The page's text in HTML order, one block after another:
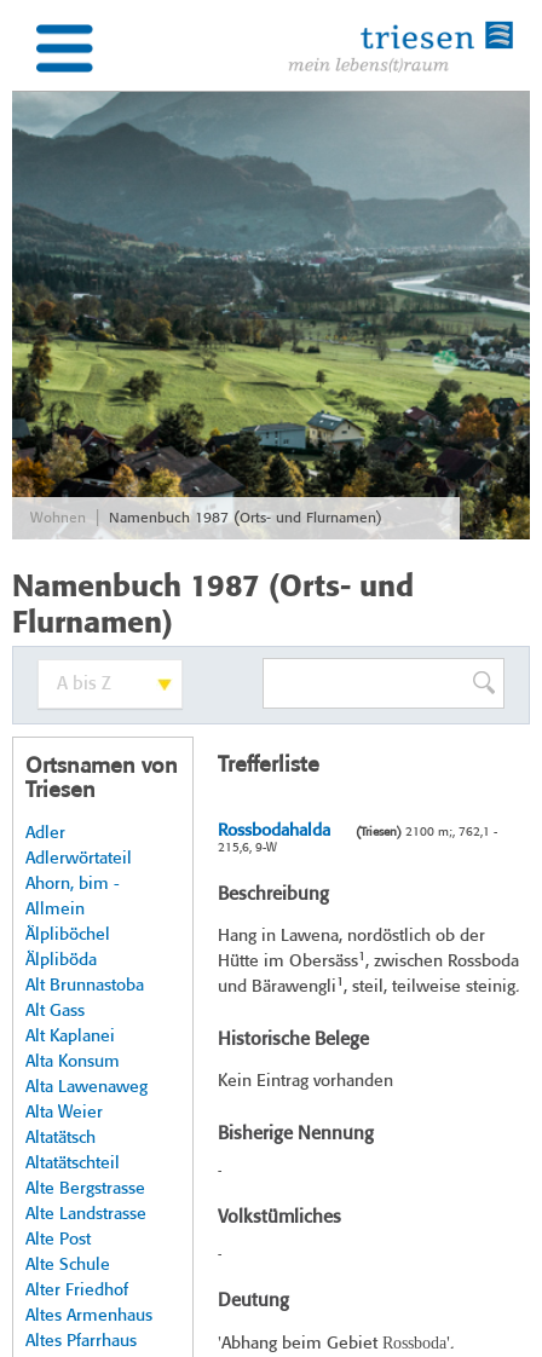
Wohnen Namenbuch 1987 (Orts- und Flurnamen)
Namenbuch 1987 (Orts- und
Flurnamen)
Ortsnamen von
Triesen
Adler
Adlerwörtateil
Ahorn, bim -
Allmein
Älpliböchel
Älpliböda
Alt Brunnastoba
Alt Gass
Alt Kaplanei
Alta Konsum
Alta Lawenaweg
Alta Weier
Altatätsch
Altatätschteil
Alte Bergstrasse
Alte Landstrasse
Alte Post
Alte Schule
Alter Friedhof
Altes Armenhaus
Altes Pfarrhaus
Trefferliste
Rossbodahalda (Triesen)2100 m;, 762,1 -
215,6, 9-W
Beschreibung
Hang in Lawena, nordöstlich ob der
Hütte im Obersäss1 , zwischen Rossboda
und Bärawengli1 , steil, teilweise steinig.
Historische Belege
Kein Eintrag vorhanden
Bisherige Nennung
-
Volkstümliches
-
Deutung
'Abhang beim Gebiet Rossboda'.